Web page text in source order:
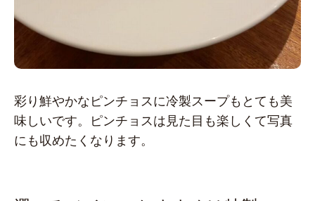
彩り鮮やかなピンチョスに冷製スープもとても美
味しいです。ピンチョスは見た目も楽しくて写真
にも収めたくなります。